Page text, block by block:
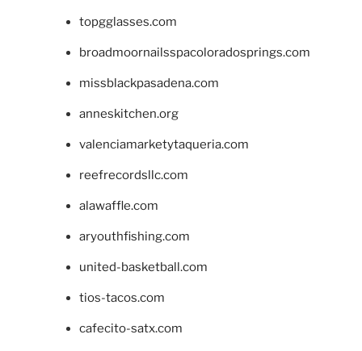
topgglasses.com
broadmoornailsspacoloradosprings.com
missblackpasadena.com
anneskitchen.org
valenciamarketytaqueria.com
reefrecordsllc.com
alawaffle.com
aryouthfishing.com
united-basketball.com
tios-tacos.com
cafecito-satx.com